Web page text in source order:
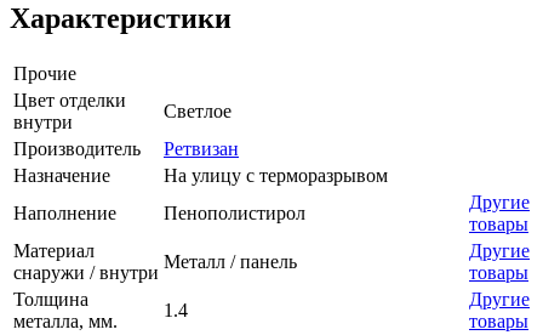
Характеристики
Прочие
Цвет отделки
внутри
Светлое
Производитель
Ретвизан
Назначение
На улицу с терморазрывом
Наполнение
Пенополистирол
Другие
товары
Материал
снаружи / внутри
Металл / панель
Другие
товары
Толщина
металла, мм.
1.4
Другие
товары